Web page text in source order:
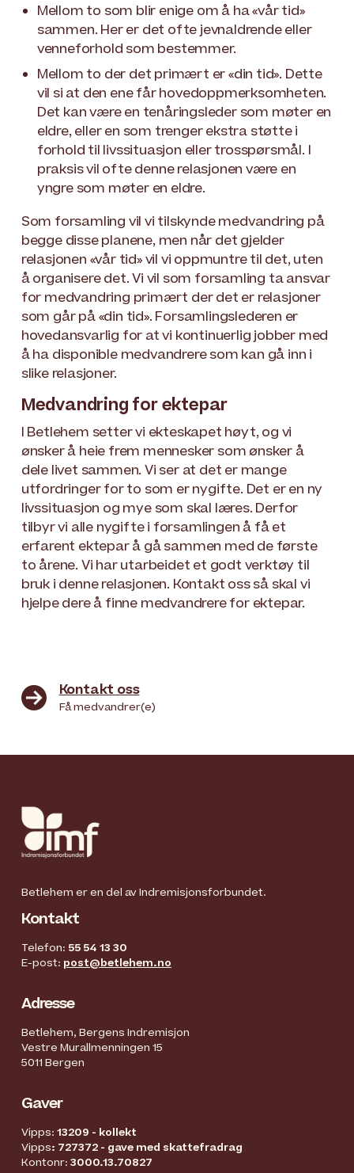
Mellom to som blir enige om å ha «vår tid»
sammen. Her er det ofte jevnaldrende eller
venneforhold som bestemmer.
Mellom to der det primært er «din tid». Dette
vil si at den ene får hovedoppmerksomheten.
Det kan være en tenåringsleder som møter en
eldre, eller en som trenger ekstra støtte i
forhold til livssituasjon eller trosspørsmål. I
praksis vil ofte denne relasjonen være en
yngre som møter en eldre.
Som forsamling vil vi tilskynde medvandring på
begge disse planene, men når det gjelder
relasjonen «vår tid» vil vi oppmuntre til det, uten
å organisere det. Vi vil som forsamling ta ansvar
for medvandring primært der det er relasjoner
som går på «din tid». Forsamlingslederen er
hovedansvarlig for at vi kontinuerlig jobber med
å ha disponible medvandrere som kan gå inn i
slike relasjoner.
Medvandring for ektepar
I Betlehem setter vi ekteskapet høyt, og vi
ønsker å heie frem mennesker som ønsker å
dele livet sammen. Vi ser at det er mange
utfordringer for to som er nygifte. Det er en ny
livssituasjon og mye som skal læres. Derfor
tilbyr vi alle nygifte i forsamlingen å få et
erfarent ektepar å gå sammen med de første
to årene. Vi har utarbeidet et godt verktøy til
bruk i denne relasjonen. Kontakt oss så skal vi
hjelpe dere å finne medvandrere for ektepar.
 Kontakt oss
Få medvandrer(e)
Betlehem er en del av Indremisjonsforbundet.
Kontakt
Telefon: 55 54 13 30
E-post: post@betlehem.no
Adresse
Betlehem, Bergens Indremisjon
Vestre Murallmenningen 15
5011 Bergen
Gaver
Vipps: 13209 - kollekt
Vipps: 727372 - gave med skattefradrag
Kontonr: 3000.13.70827